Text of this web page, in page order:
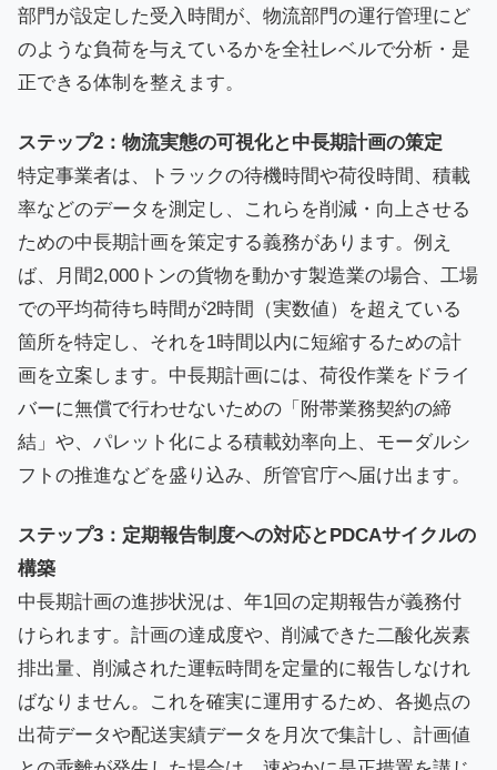
部門が設定した受入時間が、物流部門の運行管理にど
のような負荷を与えているかを全社レベルで分析・是
正できる体制を整えます。
ステップ2：物流実態の可視化と中長期計画の策定
特定事業者は、トラックの待機時間や荷役時間、積載
率などのデータを測定し、これらを削減・向上させる
ための中長期計画を策定する義務があります。例え
ば、月間2,000トンの貨物を動かす製造業の場合、工場
での平均荷待ち時間が2時間（実数値）を超えている
箇所を特定し、それを1時間以内に短縮するための計
画を立案します。中長期計画には、荷役作業をドライ
バーに無償で行わせないための「附帯業務契約の締
結」や、パレット化による積載効率向上、モーダルシ
フトの推進などを盛り込み、所管官庁へ届け出ます。
ステップ3：定期報告制度への対応とPDCAサイクルの
構築
中長期計画の進捗状況は、年1回の定期報告が義務付
けられます。計画の達成度や、削減できた二酸化炭素
排出量、削減された運転時間を定量的に報告しなけれ
ばなりません。これを確実に運用するため、各拠点の
出荷データや配送実績データを月次で集計し、計画値